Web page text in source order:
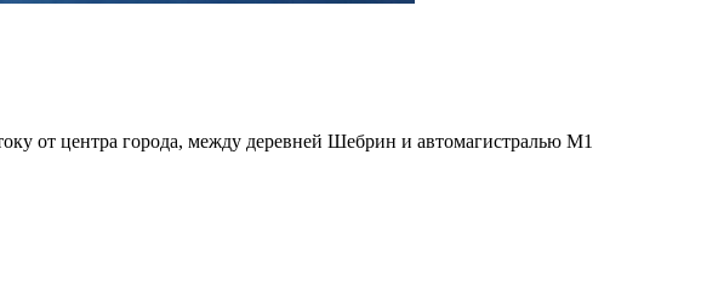
от центра города, между деревней Шебрин и автомагистралью М1